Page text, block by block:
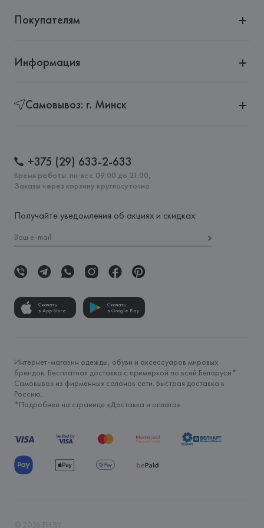
Покупателям
Информация
Самовывоз: г. Минск
+375 (29) 633-2-633
Время работы: пн-вс с 09:00 до 21:00,
Заказы через корзину круглосуточно
Получайте уведомления об акциях и скидках:
Скачать
в App Store
Скачать
в Google Play
Интернет-магазин одежды, обуви и аксессуаров мировых
брендов. Бесплатная доставка с примеркой по всей Беларуси*.
Самовывоз из фирменных салонов сети. Быстрая доставка в
Россию.
*Подробнее на странице «Доставка и оплата»
© 2026 FH.BY